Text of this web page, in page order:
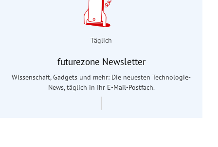
Täglich
futurezone Newsletter
Wissenschaft, Gadgets und mehr: Die neuesten Technologie-
News, täglich in Ihr E-Mail-Postfach.